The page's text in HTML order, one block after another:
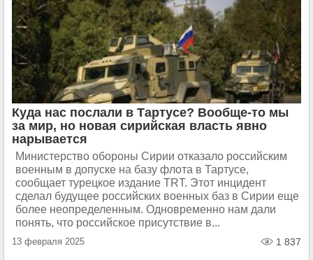
Куда нас послали в Тартусе? Вообще-то мы
за мир, но новая сирийская власть явно
нарывается
Министерство обороны Сирии отказало российским
военным в допуске на базу флота в Тартусе,
сообщает турецкое издание TRT. Этот инцидент
сделал будущее российских военных баз в Сирии еще
более неопределенным. Одновременно нам дали
понять, что российское присутствие в...
13 февраля 2025 1 837